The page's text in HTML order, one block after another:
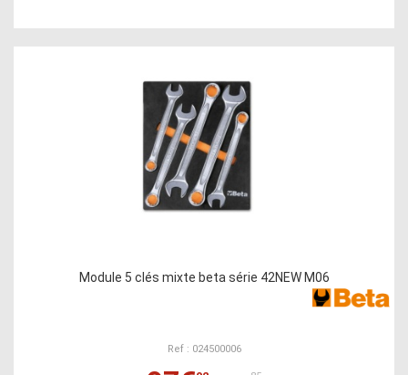
Module 5 clés mixte beta série 42NEW M06
Ref : 024500006